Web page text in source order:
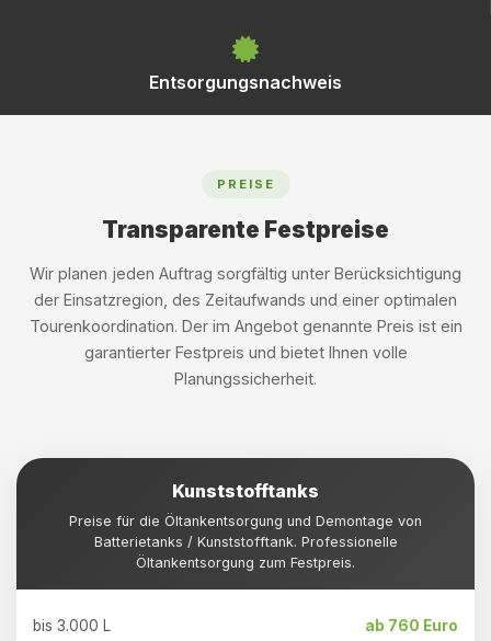
Entsorgungsnachweis
PREISE
Transparente Festpreise
Wir planen jeden Auftrag sorgfältig unter Berücksichtigung
der Einsatzregion, des Zeitaufwands und einer optimalen
Tourenkoordination. Der im Angebot genannte Preis ist ein
garantierter Festpreis und bietet Ihnen volle
Planungssicherheit.
Kunststofftanks
Preise für die Öltankentsorgung und Demontage von
Batterietanks / Kunststofftank. Professionelle
Öltankentsorgung zum Festpreis.
bis 3.000 L ab 760 Euro